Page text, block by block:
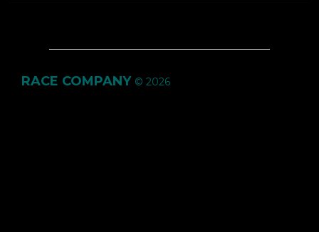
RACE COMPANY © 2026